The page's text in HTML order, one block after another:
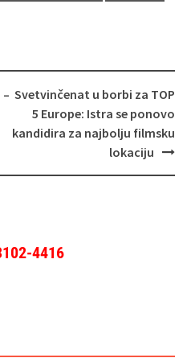
Svetvinčenat u borbi za TOP
5 Europe: Istra se ponovo
kandidira za najbolju filmsku
lokaciju
4416